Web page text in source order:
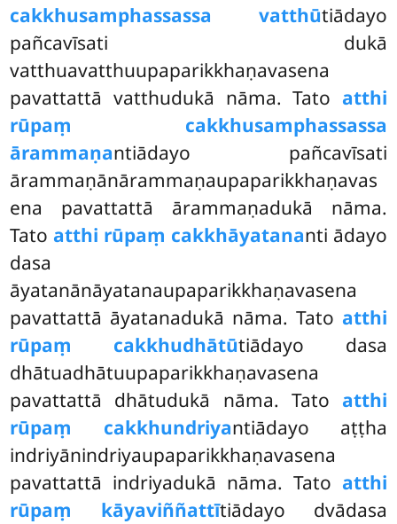
cakkhusamphassassa vatthūtiādayo
pañcavīsati dukā
vatthuavatthuupaparikkhaṇavasena
pavattattā vatthudukā nāma. Tato atthi
rūpaṃ cakkhusamphassassa
ārammaṇantiādayo pañcavīsati
ārammaṇānārammaṇaupaparikkhaṇavas
ena pavattattā ārammaṇadukā nāma.
Tato atthi rūpaṃ cakkhāyatananti ādayo
dasa
āyatanānāyatanaupaparikkhaṇavasena
pavattattā āyatanadukā nāma. Tato atthi
rūpaṃ cakkhudhātūtiādayo dasa
dhātuadhātuupaparikkhaṇavasena
pavattattā dhātudukā nāma. Tato atthi
rūpaṃ cakkhundriyantiādayo aṭṭha
indriyānindriyaupaparikkhaṇavasena
pavattattā indriyadukā nāma. Tato atthi
rūpaṃ kāyaviññattītiādayo dvādasa